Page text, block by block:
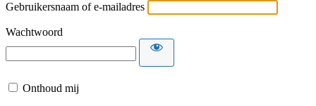
Gebruikersnaam of e-mailadres
Wachtwoord
Onthoud mij